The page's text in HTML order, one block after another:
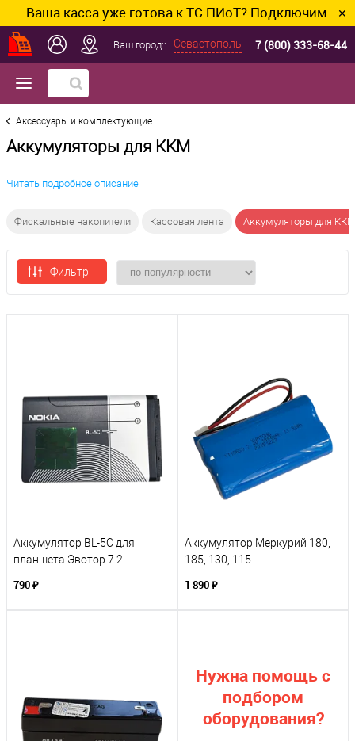
касса уже готова к ТС ПИоТ? Подключим и ✕
Ваш город:: Севастополь 7 (800) 333-68-44
Аксессуары и комплектующие
Аккумуляторы для ККМ
Читать подробное описание
Фискальные накопители Кассовая лента Аккумуляторы для ККМ
Фильтр
Аккумулятор BL-5C для
планшета Эвотор 7.2
790 ₽
Аккумулятор Меркурий 180,
185, 130, 115
1 890 ₽
Нужна помощь с
подбором
оборудования?